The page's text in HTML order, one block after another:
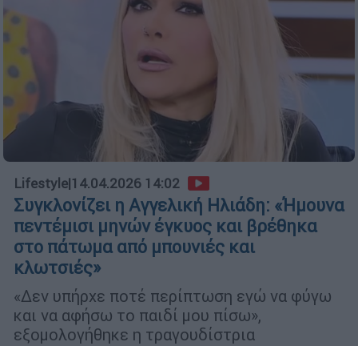
Lifestyle|14.04.2026 14:02
Συγκλονίζει η Αγγελική Ηλιάδη: «Ήμουνα
πεντέμισι μηνών έγκυος και βρέθηκα
στο πάτωμα από μπουνιές και
κλωτσιές»
«Δεν υπήρχε ποτέ περίπτωση εγώ να φύγω
και να αφήσω το παιδί μου πίσω»,
εξομολογήθηκε η τραγουδίστρια